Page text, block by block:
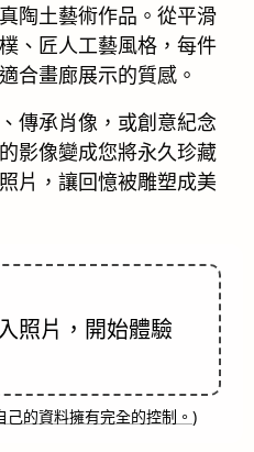
陶土藝術作品。從平滑
、匠人工藝風格，每件
合畫廊展示的質感。
傳承肖像，或創意紀念
影像變成您將永久珍藏
片，讓回憶被雕塑成美
照片，開始體驗
的資料擁有完全的控制。 )